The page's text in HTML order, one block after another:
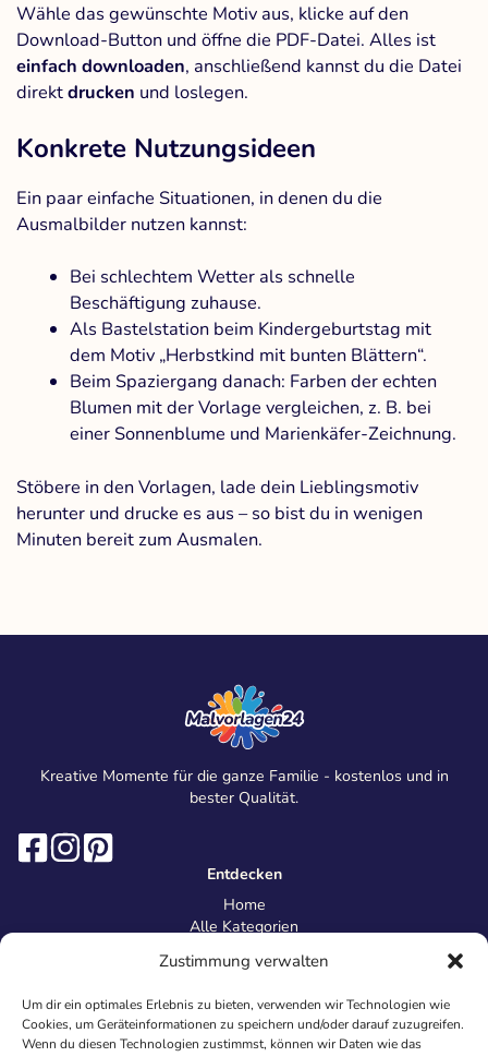
Zustimmung verwalten
Um dir ein optimales Erlebnis zu bieten, verwenden wir Technologien wie
Cookies, um Geräteinformationen zu speichern und/oder darauf zuzugreifen.
Wenn du diesen Technologien zustimmst, können wir Daten wie das
Wähle das gewünschte Motiv aus, klicke auf den
Download-Button und öffne die PDF-Datei. Alles ist
einfach downloaden, anschließend kannst du die Datei
direktdrucken und loslegen.
Konkrete Nutzungsideen
Ein paar einfache Situationen, in denen du die
Ausmalbilder nutzen kannst:
Bei schlechtem Wetter als schnelle
Beschäftigung zuhause.
Als Bastelstation beim Kindergeburtstag mit
dem Motiv „Herbstkind mit bunten Blättern“.
Beim Spaziergang danach: Farben der echten
Blumen mit der Vorlage vergleichen, z. B. bei
einer Sonnenblume und Marienkäfer-Zeichnung.
Stöbere in den Vorlagen, lade dein Lieblingsmotiv
herunter und drucke es aus – so bist du in wenigen
Minuten bereit zum Ausmalen.
Kreative Momente für die ganze Familie - kostenlos und in
bester Qualität.
Entdecken
Home
Alle Kategorien
Information
Über uns
Kontakt
Inhaltsrichtlinien